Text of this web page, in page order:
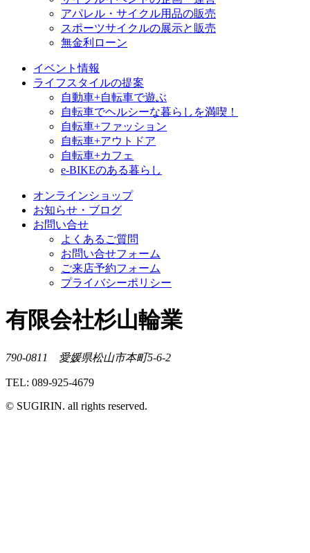
アパレル・サイクル用品の販売
スポーツサイクルの展示と販売
無金利ローン
イベント情報
ライフスタイルの提案
自動車+自転車で遊ぶ
自転車でヘルシーな暮らしを満喫！
自転車+ファッション
自転車+アウトドア
自転車+カフェ
e-BIKEのある暮らし
オンラインショップ
お知らせ・ブログ
お問い合せ
よくあるご質問
お問い合せフォーム
ご来店予約フォーム
プライバシーポリシー
有限会社杉山輪業
790-0811 愛媛県松山市本町5-6-2
TEL: 089-925-4679
© SUGIRIN. all rights reserved.